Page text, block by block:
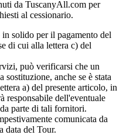
da TuscanyAll.com per
al cessionario.
solido per il pagamento del
di cui alla lettera c) del
può verificarsi che un
anche se è stata
a) del presente articolo, in
responsabile dell'eventuale
parte di tali fornitori.
comunicata da
data del Tour.